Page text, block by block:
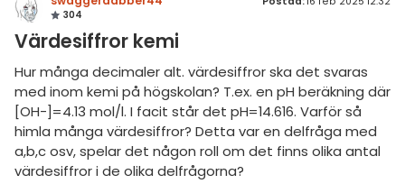
304
Värdesiffror kemi
Hur många decimaler alt. värdesiffror ska det svaras
med inom kemi på högskolan? T.ex. en pH beräkning där
[OH-]=4.13 mol/l. I facit står det pH=14.616. Varför så
himla många värdesiffror? Detta var en delfråga med
a,b,c osv, spelar det någon roll om det finns olika antal
värdesiffror i de olika delfrågorna?
Kemi 2
Universitet
Allmänna diskussioner
& Bygg